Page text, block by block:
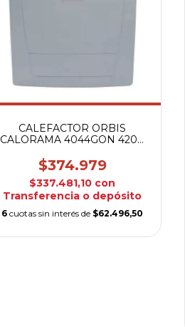
CALEFACTOR ORBIS
CALORAMA 4044GON 4200
$374.979
$337.481,10 con
Transferencia o depósito
6 cuotas sin interés de $62.496,50